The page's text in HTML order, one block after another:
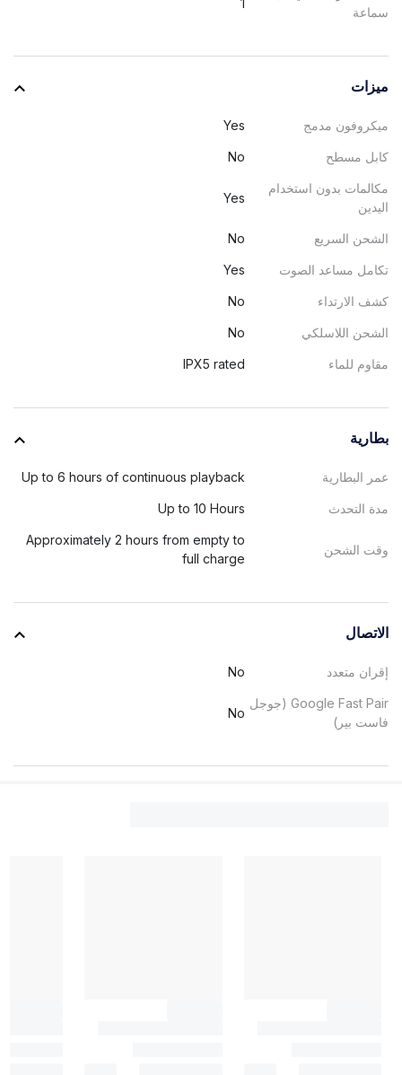
سماعة
ميزات
ميكروفون مدمج Yes
كابل مسطح No
مكالمات بدون استخدام
اليدين
Yes
الشحن السريع No
تكامل مساعد الصوت Yes
كشف الارتداء No
الشحن اللاسلكي No
مقاوم للماء IPX5 rated
بطارية
عمر البطارية Up to 6 hours of continuous playback
مدة التحدث Up to 10 Hours
وقت الشحن
Approximately 2 hours from empty to
full charge
الاتصال
إقران متعدد No
Google Fast Pair (جوجل
فاست بير)
No